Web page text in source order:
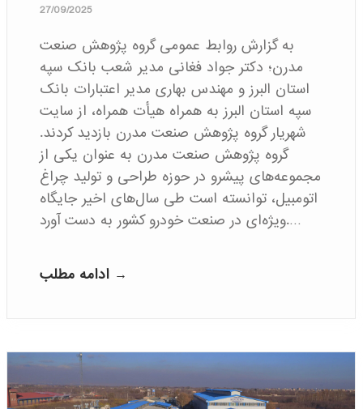
27/09/2025
به گزارش روابط عمومی گروه پژوهش صنعت
مدرن؛ دکتر جواد فغانی مدیر شعب بانک سپه
استان البرز و مهندس بهاری مدیر اعتبارات بانک
سپه استان البرز به همراه هیأت همراه، از سایت
شهریار گروه پژوهش صنعت مدرن بازدید کردند.
گروه پژوهش صنعت مدرن به عنوان یکی از
مجموعه‌های پیشرو در حوزه طراحی و تولید چراغ
اتومبیل، توانسته است طی سال‌های اخیر جایگاه
ویژه‌ای در صنعت خودرو کشور به دست آورد.…
ادامه مطلب →